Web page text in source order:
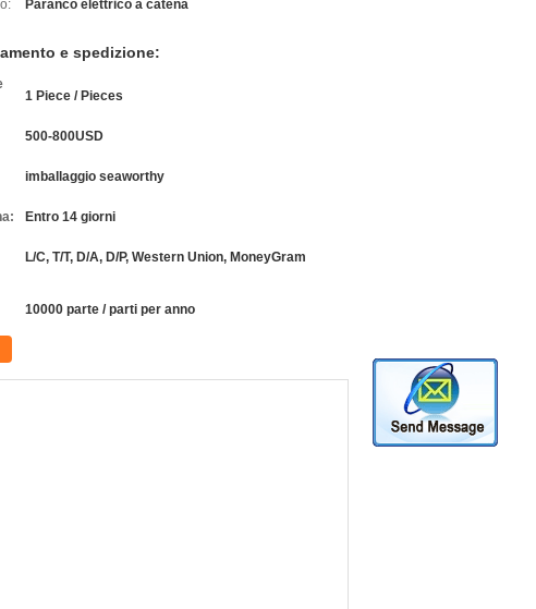
Paranco elettrico a catena
e spedizione:
1 Piece / Pieces
500-800USD
imballaggio seaworthy
Entro 14 giorni
L/C, T/T, D/A, D/P, Western Union, MoneyGram
10000 parte / parti per anno